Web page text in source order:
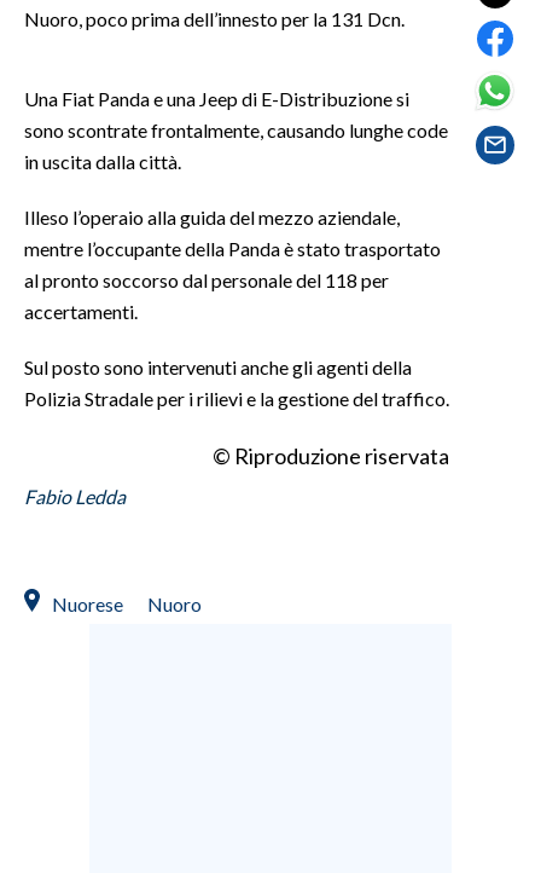
SPETTACOLI
SALUTE
SARDI NEL MONDO
NOTIZIE
INSULARITÀ
ABBONATI
Nuoro, poco prima dell’innesto per la 131 Dcn.
Una Fiat Panda e una Jeep di E-Distribuzione si
sono scontrate frontalmente, causando lunghe code
in uscita dalla città.
Illeso l’operaio alla guida del mezzo aziendale,
mentre l’occupante della Panda è stato trasportato
al pronto soccorso dal personale del 118 per
accertamenti.
Sul posto sono intervenuti anche gli agenti della
Polizia Stradale per i rilievi e la gestione del traffico.
© Riproduzione riservata
Fabio Ledda
Nuorese Nuoro